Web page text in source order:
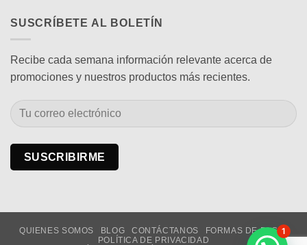
SUSCRÍBETE AL BOLETÍN
Recibe cada semana información relevante acerca de
promociones y nuestros productos más recientes.
QUIENES SOMOS BLOG CONTÁCTANOS
FORMAS DE PAGO
POLÍTICA DE PRIVACIDAD
1